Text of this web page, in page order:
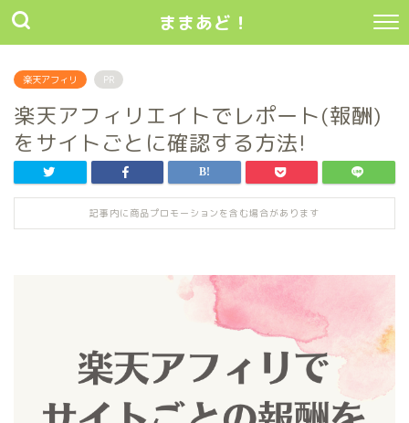
ままあど！
楽天アフィリ PR
楽天アフィリエイトでレポート(報酬)
をサイトごとに確認する方法!
記事内に商品プロモーションを含む場合があります